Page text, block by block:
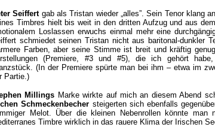
Seiffertgab als Tristan wieder „alles”. Sein Tenor klang
Timbres hielt bis weit in den dritten Aufzug und aus
Loslassen erwuchs einmal mehr eine
schmiedet seinen Tristan nicht aus baritonal-dunkler
Farben, aber seine Stimme ist breit und kräftig
(Premiere, #3 und #5), die ich gehört
(In der Premiere spürte man bei ihm – etwa im
Partie.)
Millings Marke wirkte auf mich an diesem Abend
Schmeckenbecher steigerten sich ebenfalls
Melot. Über die kleinen Nebenrollen könnte man
Timbre wirklich in das rauere Klima der Irischen